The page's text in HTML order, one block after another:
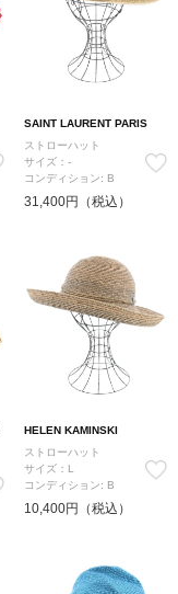
SAINT LAURENT PARIS
ストローハット
サイズ：-
コンディション: B
31,400円（税込）
HELEN KAMINSKI
ストローハット
サイズ：L
コンディション: B
10,400円（税込）